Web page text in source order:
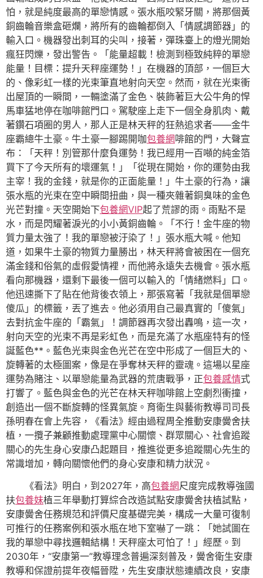
怕，就是純度最高的單戀情感。張水瓶咬緊牙關，將那個黃
銅齒輪音樂盒砸爛，將所有的齒輪都倒入「情感調節器」的
輸入口。機器發出刺耳的尖叫，接著，彈珠臺上的燈光開始
瘋狂閃爍，發出警告。「能量超載！檢測到極致純粹的單戀
能量！目標：提升天秤座運勢！」在機器的頂部，一個巨大
的、像彩虹一樣的光束筆直地射向天空。然而，就在光束衝
出屋頂的一瞬間，一輛塗滿了金色、裝飾著巨大公牛角的悍
馬車猛地停在咖啡館門口。駕駛座上走下一個全身肌肉、戴
著鑽石項圈的男人，那人正是林天秤的狂熱追求者——金牛
座霸總牛土豪。牛土豪一腳踢開咖包養網啡館的門，大聲宣
布：「天秤！別管那什麼負運勢！我已經用一百噸的純金箔
買下了今天所有的壞運氣！」「從現在開始，你的運勢由我
主宰！我的金錢，就是你的正面能量！」牛土豪的行為，讓
張水瓶的光束在空中瞬間扭曲，與一種夾雜著銅臭味的金色
光芒對撞。天空開始下包養網VIP起了荒謬的雨。雨點不是
水，而是閃耀著淚光的小小黃銅齒輪。「不行！金牛座的物
質力量太強了！我的單戀被汙染了！」張水瓶大喊。他知
道，如果牛土豪的物質力量勝出，林天秤將會被困在一個充
滿金錢和俗氣的虛假愛情裡，而他將永遠失去機會。張水瓶
看向那機器，還剩下最後一個可以輸入的「情緒燃料」口。
他迅速撕下了貼在他背後衣領上，那張寫著「我就是個單戀
傻瓜」的標籤，丟了進去。他必須用自己最真實的「傻氣」
去對抗金牛座的「霸氣」！調節器再次發出轟鳴，這一次，
射向天空的光束不再是彩虹色，而是充滿了水瓶座特有的怪
誕藍色**。藍色光束與金色光芒在空中形成了一個巨大的、
旋轉著的太極圖案，像是在爭奪林天秤的靈魂。這場以星座
運勢為賭注、以單戀能量為武器的荒唐戰爭，正包養感情式
打響了。藍色與金色的光芒在林天秤咖啡館上空劇烈衝撞，
創造出一個不斷旋轉的怪異氣旋。育衛生與藝術教導司司長
孫明春在會上先容，《看法》經由過程周全推動安康黌舍扶
植，一攬子兼顧推動處理黨中心關懷、群眾關心、社會追蹤
關心的先生身心安康凸起題目，推進從更多追蹤關心先生的
常識增加，轉向關懷他們的身心安康和精力狀況。
《看法》明白，到2027年，高包養網尺度完成教導強國
扶包養妹植三年舉動打算綜合改造試點安康黌舍扶植試點，
安康黌舍任務規范和評價尺度基礎完美，構成一大量可復制
可推行的任務案例和張水瓶在地下室嚇了一跳：「她試圖在
我的單戀中尋找邏輯結構！天秤座太可怕了！」經歷。到
2030年，“安康第一”教導理念普遍深刻普及，黌舍衛生安康
教導和保證前提年夜幅晉陞，先生安康狀態連續改良，安康